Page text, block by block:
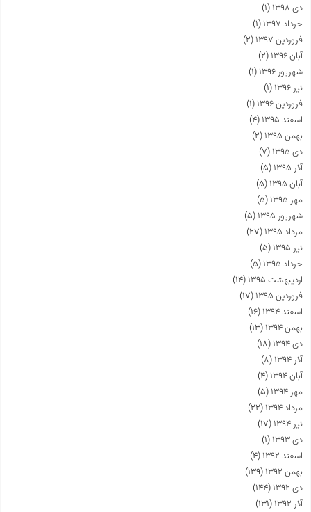
دی ۱۳۹۸
(۱)
خرداد ۱۳۹۷
(۱)
فروردین ۱۳۹۷
(۲)
آبان ۱۳۹۶
(۲)
شهریور ۱۳۹۶
(۱)
تیر ۱۳۹۶
(۱)
فروردین ۱۳۹۶
(۱)
اسفند ۱۳۹۵
(۴)
بهمن ۱۳۹۵
(۲)
دی ۱۳۹۵
(۷)
آذر ۱۳۹۵
(۵)
آبان ۱۳۹۵
(۵)
مهر ۱۳۹۵
(۵)
شهریور ۱۳۹۵
(۵)
مرداد ۱۳۹۵
(۲۷)
تیر ۱۳۹۵
(۵)
خرداد ۱۳۹۵
(۵)
اردیبهشت ۱۳۹۵
(۱۴)
فروردین ۱۳۹۵
(۱۷)
اسفند ۱۳۹۴
(۱۶)
بهمن ۱۳۹۴
(۱۳)
دی ۱۳۹۴
(۱۸)
آذر ۱۳۹۴
(۸)
آبان ۱۳۹۴
(۴)
مهر ۱۳۹۴
(۵)
مرداد ۱۳۹۴
(۲۲)
تیر ۱۳۹۴
(۱۷)
دی ۱۳۹۳
(۱)
اسفند ۱۳۹۲
(۴)
بهمن ۱۳۹۲
(۱۳۹)
دی ۱۳۹۲
(۱۴۴)
آذر ۱۳۹۲
(۱۳۱)